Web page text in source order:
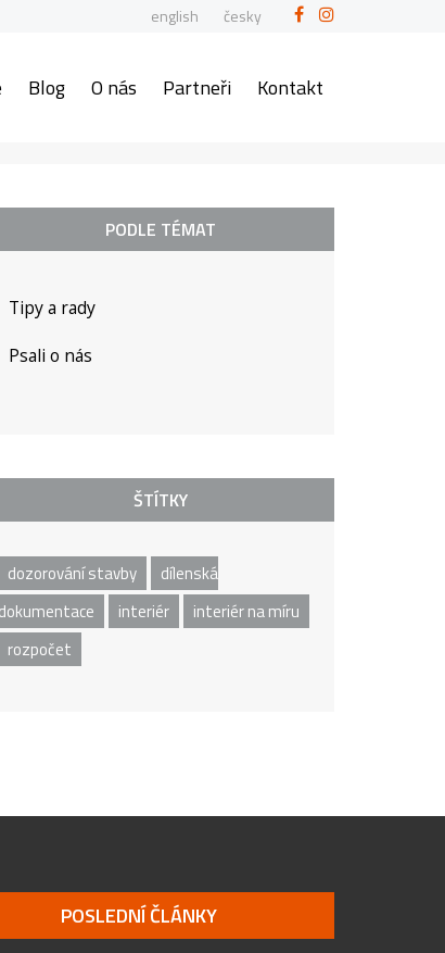
english česky
Blog O nás Partneři Kontakt
PODLE TÉMAT
Tipy a rady
Psali o nás
ŠTÍTKY
dozorování stavby
dílenská
dokumentace
interiér
interiér na míru
rozpočet
POSLEDNÍ ČLÁNKY